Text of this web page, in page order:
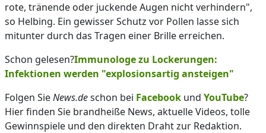
rote, tränende oder juckende Augen nicht verhindern",
so Helbing. Ein gewisser Schutz vor Pollen lasse sich
mitunter durch das Tragen einer Brille erreichen.
Schon gelesen?Immunologe zu Lockerungen:
Infektionen werden "explosionsartig ansteigen"
Folgen SieNews.deschon bei Facebook und YouTube?
Hier finden Sie brandheiße News, aktuelle Videos, tolle
Gewinnspiele und den direkten Draht zur Redaktion.